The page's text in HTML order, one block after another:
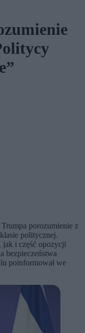
porozumienie z
politycznej.
jak i część opozycji
bezpieczeństwa
poinformował we